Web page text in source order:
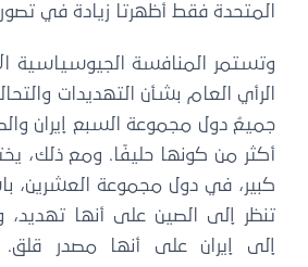
المتحدة فقط أظهرتا زيادة في
وتستمر المنافسة
الرأي العام بشأن التهديدات
جميعُ دول مجموعة السبع إيران
أكثر من كونها حليفًا. ومع ذلك،
كبير، في دول مجموعة العشرين،
تنظر إلى الصين على أنها تهديد،
إلى إيران على أنها مصدر قلق.